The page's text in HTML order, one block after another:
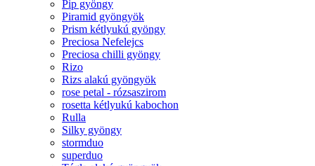
Pip gyöngy
Piramid gyöngyök
Prism kétlyukú gyöngy
Preciosa Nefelejcs
Preciosa chilli gyöngy
Rizo
Rizs alakú gyöngyök
rose petal - rózsaszirom
rosetta kétlyukú kabochon
Rulla
Silky gyöngy
stormduo
superduo